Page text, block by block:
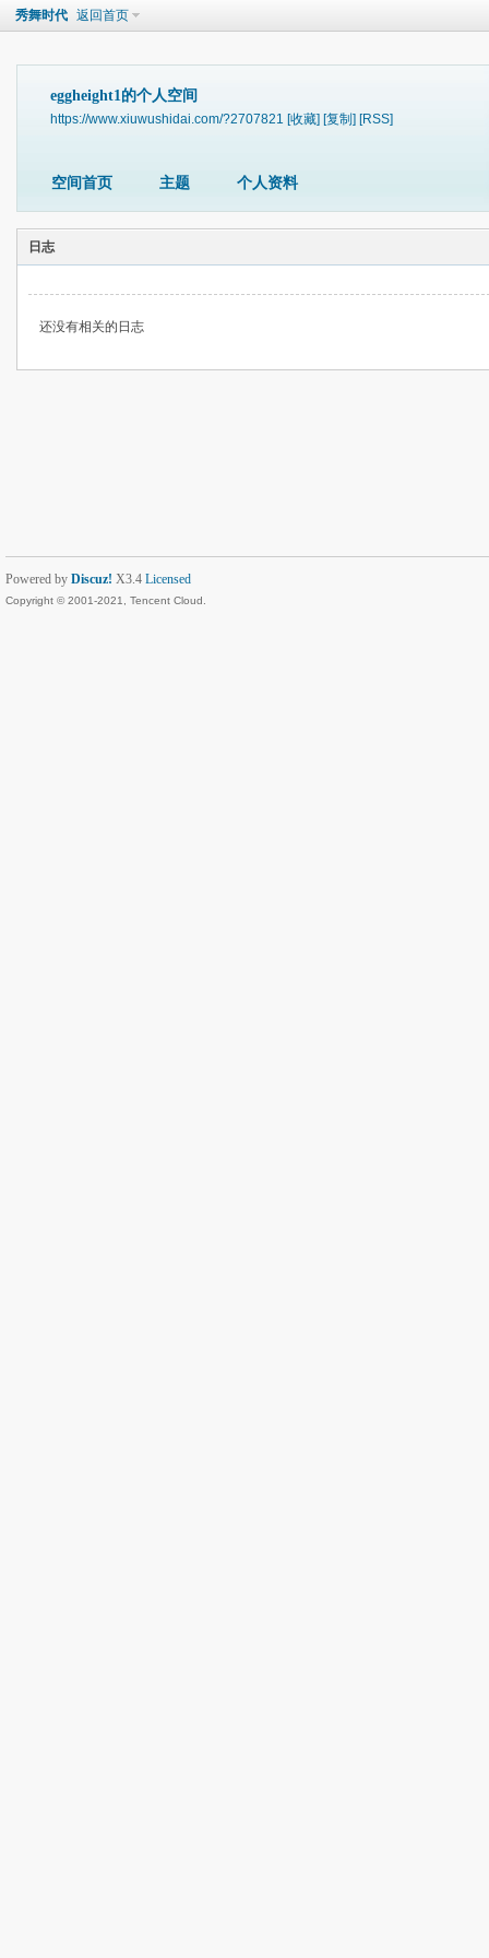
秀舞时代 返回首页
eggheight1的个人空间
https://www.xiuwushidai.com/?2707821 [收藏] [复制] [RSS]
空间首页 主题 个人资料
日志
还没有相关的日志
Powered by Discuz! X3.4 Licensed
Copyright © 2001-2021, Tencent Cloud.